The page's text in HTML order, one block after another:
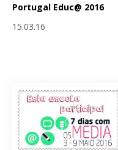
Portugal Educ@ 2016
15.03.16